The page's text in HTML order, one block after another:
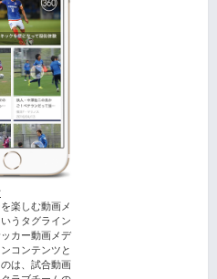
を楽しむ動画メ
うタグライン
カー動画メデ
コンテンツと
は、試合動画